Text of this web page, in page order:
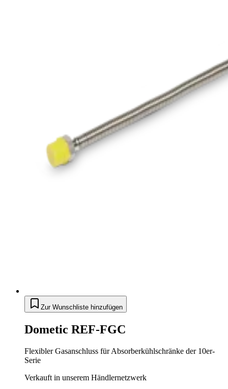
Zur Wunschliste hinzufügen
Dometic REF-FGC
Flexibler Gasanschluss für Absorberkühlschränke der 10er-
Serie
Verkauft in unserem Händlernetzwerk